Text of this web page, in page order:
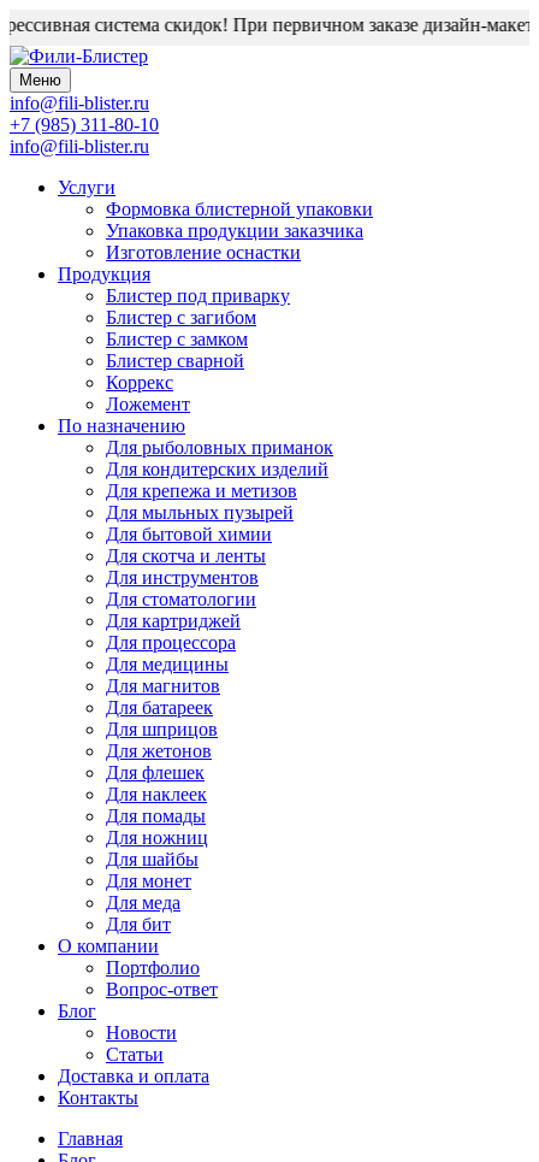
система скидок! При первичном заказе дизайн-макет
Меню
info@fili-blister.ru
+7 (985) 311-80-10
info@fili-blister.ru
Услуги
Формовка блистерной упаковки
Упаковка продукции заказчика
Изготовление оснастки
Продукция
Блистер под приварку
Блистер с загибом
Блистер с замком
Блистер сварной
Коррекс
Ложемент
По назначению
Для рыболовных приманок
Для кондитерских изделий
Для крепежа и метизов
Для мыльных пузырей
Для бытовой химии
Для скотча и ленты
Для инструментов
Для стоматологии
Для картриджей
Для процессора
Для медицины
Для магнитов
Для батареек
Для шприцов
Для жетонов
Для флешек
Для наклеек
Для помады
Для ножниц
Для шайбы
Для монет
Для меда
Для бит
О компании
Портфолио
Вопрос-ответ
Блог
Новости
Статьи
Доставка и оплата
Контакты
Главная